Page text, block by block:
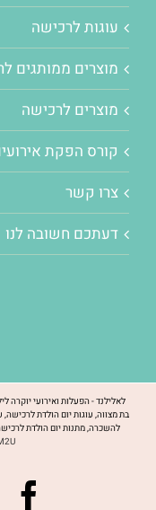
עוגות לרכישה
מוצרים ממותגים
מוצרים לרכישה
קורס הפקת
צרו קשר
דעתכם חשובה לנו
בת מצווה, עוגות יום הולדת לרכישה,